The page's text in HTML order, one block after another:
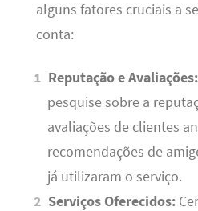
alguns fatores cruciais a
conta:
Reputação e Avaliações:
pesquise sobre a
avaliações de clientes
recomendações de
já utilizaram o serviço.
Serviços Oferecidos: